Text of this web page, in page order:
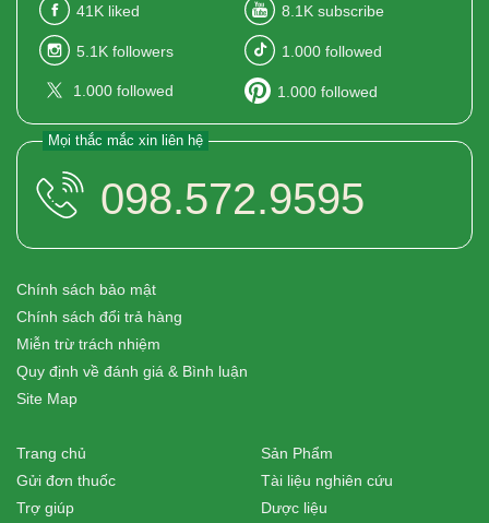
41K liked 8.1K subscribe
5.1K followers 1.000 followed
1.000 followed 1.000 followed
Mọi thắc mắc xin liên hệ
098.572.9595
Chính sách bảo mật
Chính sách đổi trả hàng
Miễn trừ trách nhiệm
Quy định về đánh giá & Bình luận
Site Map
Trang chủ
Gửi đơn thuốc
Trợ giúp
Sản Phẩm
Tài liệu nghiên cứu
Dược liệu